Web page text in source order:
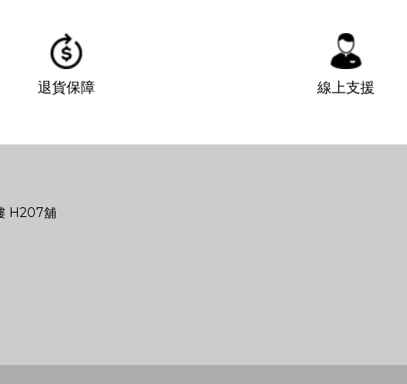
退貨保障 線上支援
H207舖